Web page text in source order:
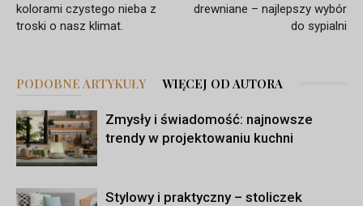
kolorami czystego nieba z
troski o nasz klimat.
drewniane – najlepszy wybór
do sypialni
PODOBNE ARTYKUŁY WIĘCEJ OD AUTORA
Zmysły i świadomość: najnowsze
trendy w projektowaniu kuchni
Stylowy i praktyczny – stoliczek